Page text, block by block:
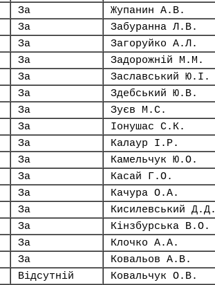
За Жупанин А.В.
За Забуранна Л.В.
За Загоруйко А.Л.
За Задорожній М.М.
За Заславський Ю.І.
За Здебський Ю.В.
За Зуєв М.С.
За Іонушас С.К.
За Калаур І.Р.
За Камельчук Ю.О.
За Касай Г.О.
За Качура О.А.
За Кисилевський Д.Д.
За Кінзбурська В.О.
За Клочко А.А.
За Ковальов А.В.
Відсутній Ковальчук О.В.